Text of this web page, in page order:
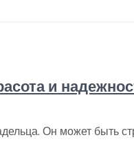
и
Он может быть